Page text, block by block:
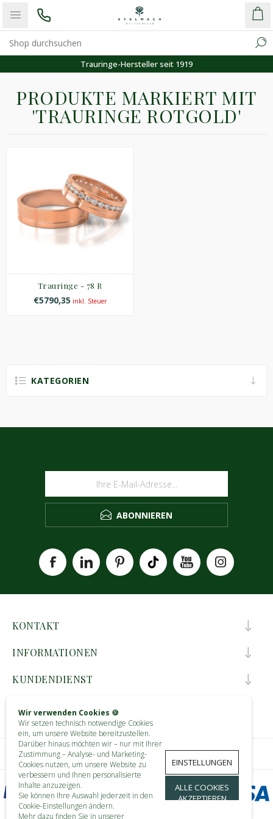
Trauringe-Hersteller seit 1919
PRODUKTE MARKIERT MIT
'TRAURINGE ROTGOLD'
Trauringe - 78 R
€5790,35 inkl. Steuer
KATEGORIEN
Wir verwenden Cookies 🍪
Wir setzen technisch notwendige Cookies
ein, um unsere Website bereitzustellen.
Darüber hinaus möchten wir – nur mit Ihrer
Zustimmung – Analyse- und Marketing-
Cookies nutzen, um unsere Website zu
verbessern und Ihnen personalisierte
Inhalte anzuzeigen.
Sie können Ihre Auswahl jederzeit in den
Cookie-Einstellungen ändern.
Mehr dazu finden Sie in unserer
EINSTELLUNGEN
ALLE COOKIES
AKZEPTIEREN
ABONNIEREN
KONTAKT
INFORMATIONEN
KUNDENDIENST